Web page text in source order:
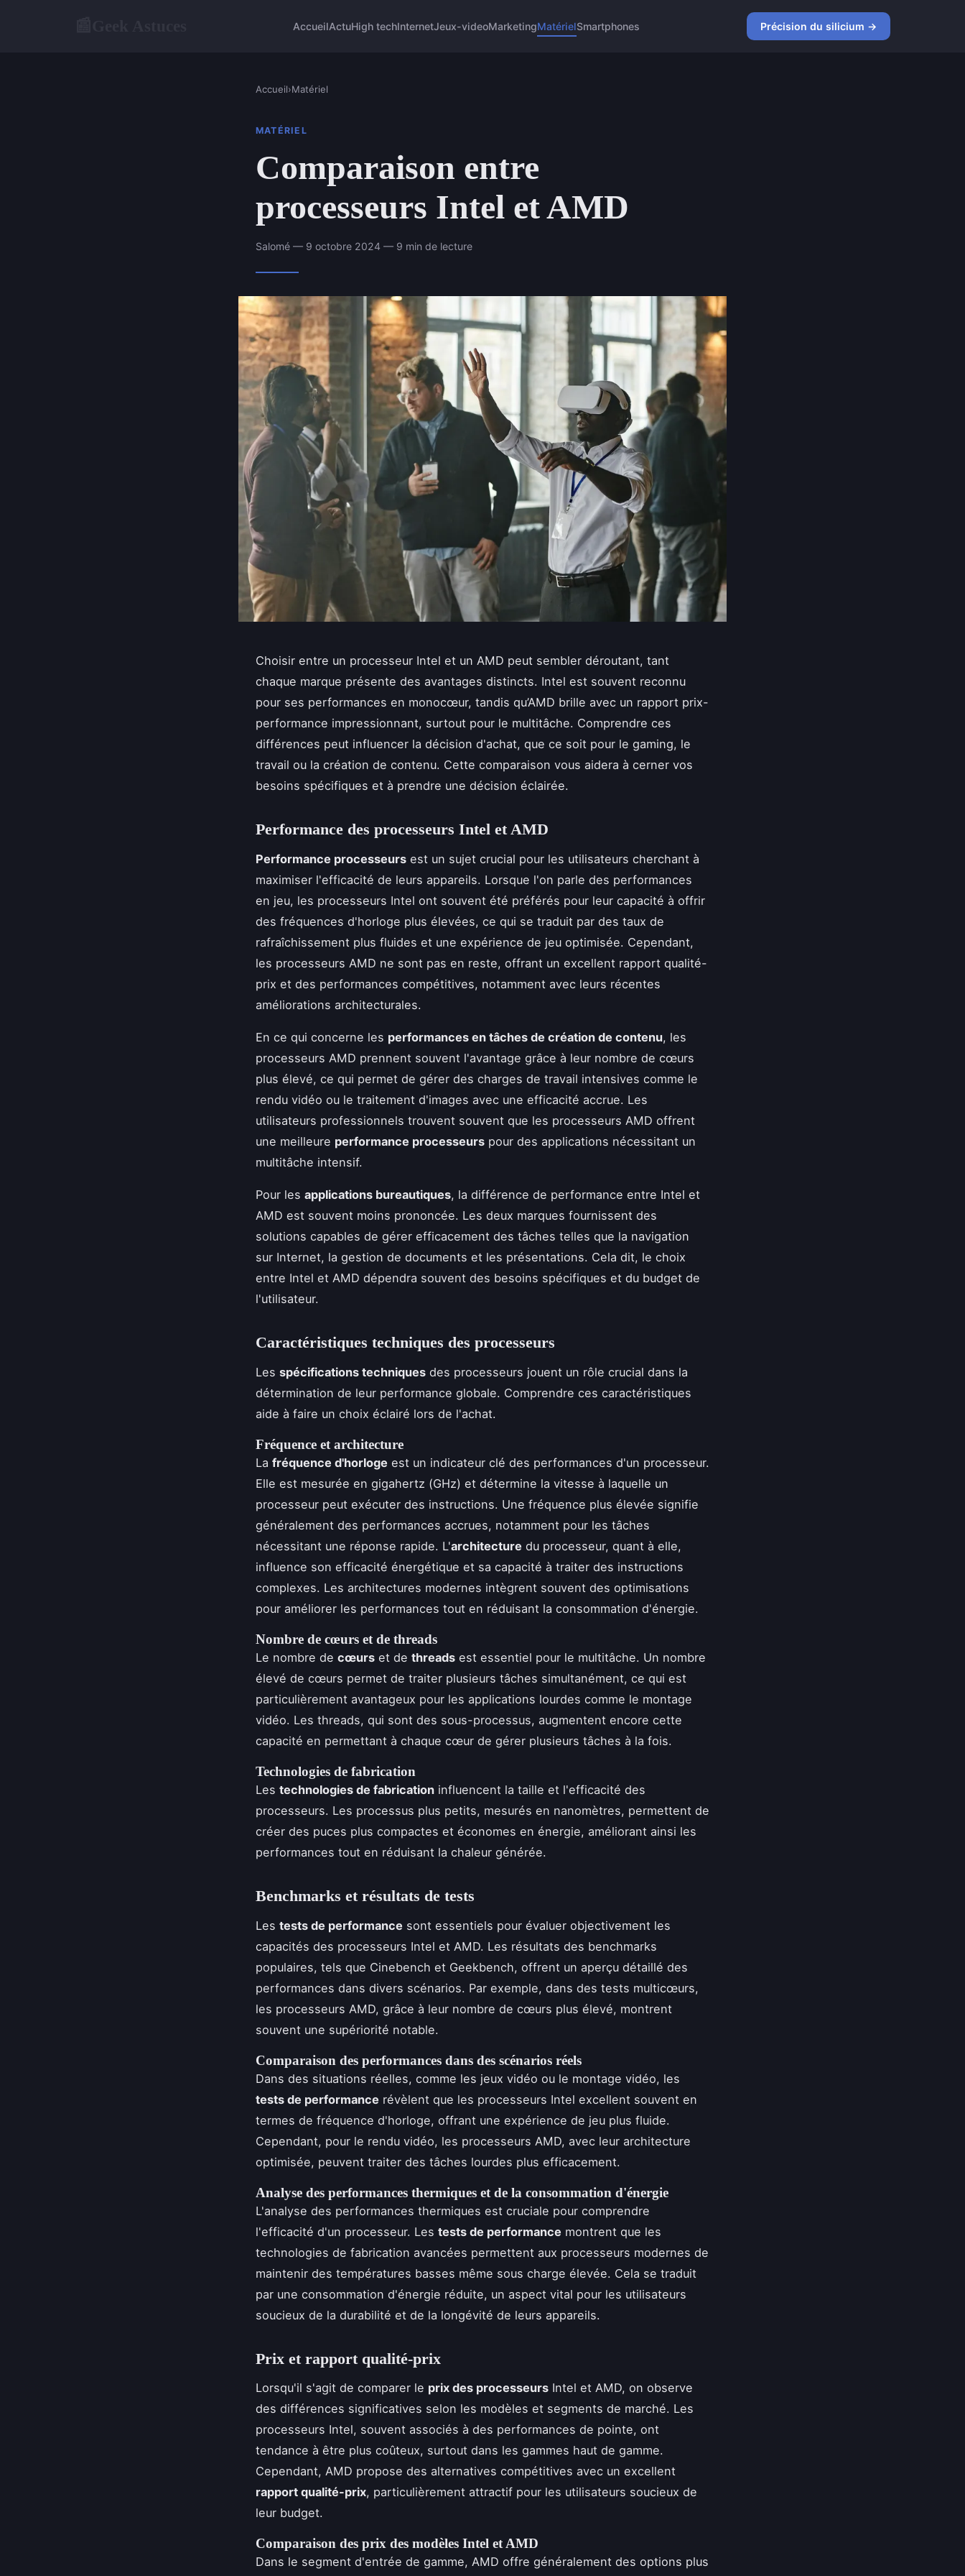
AccueilActuHigh techInternetJeux-videoMarketingMatérielSmartphones Précision du silicium →
Accueil›Matériel
MATÉRIEL
Comparaison entre
processeurs Intel et AMD
Salomé — 9 octobre 2024 — 9 min de lecture
Choisir entre un processeur Intel et un AMD peut sembler déroutant, tant
chaque marque présente des avantages distincts. Intel est souvent reconnu
pour ses performances en monocœur, tandis qu’AMD brille avec un rapport prix-
performance impressionnant, surtout pour le multitâche. Comprendre ces
différences peut influencer la décision d'achat, que ce soit pour le gaming, le
travail ou la création de contenu. Cette comparaison vous aidera à cerner vos
besoins spécifiques et à prendre une décision éclairée.
Performance des processeurs Intel et AMD
Performance processeurs est un sujet crucial pour les utilisateurs cherchant à
maximiser l'efficacité de leurs appareils. Lorsque l'on parle des performances
en jeu, les processeurs Intel ont souvent été préférés pour leur capacité à offrir
des fréquences d'horloge plus élevées, ce qui se traduit par des taux de
rafraîchissement plus fluides et une expérience de jeu optimisée. Cependant,
les processeurs AMD ne sont pas en reste, offrant un excellent rapport qualité-
prix et des performances compétitives, notamment avec leurs récentes
améliorations architecturales.
En ce qui concerne les performances en tâches de création de contenu, les
processeurs AMD prennent souvent l'avantage grâce à leur nombre de cœurs
plus élevé, ce qui permet de gérer des charges de travail intensives comme le
rendu vidéo ou le traitement d'images avec une efficacité accrue. Les
utilisateurs professionnels trouvent souvent que les processeurs AMD offrent
une meilleure performance processeurs pour des applications nécessitant un
multitâche intensif.
Pour les applications bureautiques, la différence de performance entre Intel et
AMD est souvent moins prononcée. Les deux marques fournissent des
solutions capables de gérer efficacement des tâches telles que la navigation
sur Internet, la gestion de documents et les présentations. Cela dit, le choix
entre Intel et AMD dépendra souvent des besoins spécifiques et du budget de
l'utilisateur.
Caractéristiques techniques des processeurs
Les spécifications techniques des processeurs jouent un rôle crucial dans la
détermination de leur performance globale. Comprendre ces caractéristiques
aide à faire un choix éclairé lors de l'achat.
Fréquence et architecture
La fréquence d'horloge est un indicateur clé des performances d'un processeur.
Elle est mesurée en gigahertz (GHz) et détermine la vitesse à laquelle un
processeur peut exécuter des instructions. Une fréquence plus élevée signifie
généralement des performances accrues, notamment pour les tâches
nécessitant une réponse rapide. L'architecture du processeur, quant à elle,
influence son efficacité énergétique et sa capacité à traiter des instructions
complexes. Les architectures modernes intègrent souvent des optimisations
pour améliorer les performances tout en réduisant la consommation d'énergie.
Nombre de cœurs et de threads
Le nombre de cœurs et de threads est essentiel pour le multitâche. Un nombre
élevé de cœurs permet de traiter plusieurs tâches simultanément, ce qui est
particulièrement avantageux pour les applications lourdes comme le montage
vidéo. Les threads, qui sont des sous-processus, augmentent encore cette
capacité en permettant à chaque cœur de gérer plusieurs tâches à la fois.
Technologies de fabrication
Les technologies de fabrication influencent la taille et l'efficacité des
processeurs. Les processus plus petits, mesurés en nanomètres, permettent de
créer des puces plus compactes et économes en énergie, améliorant ainsi les
performances tout en réduisant la chaleur générée.
Benchmarks et résultats de tests
Les tests de performance sont essentiels pour évaluer objectivement les
capacités des processeurs Intel et AMD. Les résultats des benchmarks
populaires, tels que Cinebench et Geekbench, offrent un aperçu détaillé des
performances dans divers scénarios. Par exemple, dans des tests multicœurs,
les processeurs AMD, grâce à leur nombre de cœurs plus élevé, montrent
souvent une supériorité notable.
Comparaison des performances dans des scénarios réels
Dans des situations réelles, comme les jeux vidéo ou le montage vidéo, les
tests de performance révèlent que les processeurs Intel excellent souvent en
termes de fréquence d'horloge, offrant une expérience de jeu plus fluide.
Cependant, pour le rendu vidéo, les processeurs AMD, avec leur architecture
optimisée, peuvent traiter des tâches lourdes plus efficacement.
Analyse des performances thermiques et de la consommation d'énergie
L'analyse des performances thermiques est cruciale pour comprendre
l'efficacité d'un processeur. Les tests de performance montrent que les
technologies de fabrication avancées permettent aux processeurs modernes de
maintenir des températures basses même sous charge élevée. Cela se traduit
par une consommation d'énergie réduite, un aspect vital pour les utilisateurs
soucieux de la durabilité et de la longévité de leurs appareils.
Prix et rapport qualité-prix
Lorsqu'il s'agit de comparer le prix des processeurs Intel et AMD, on observe
des différences significatives selon les modèles et segments de marché. Les
processeurs Intel, souvent associés à des performances de pointe, ont
tendance à être plus coûteux, surtout dans les gammes haut de gamme.
Cependant, AMD propose des alternatives compétitives avec un excellent
rapport qualité-prix, particulièrement attractif pour les utilisateurs soucieux de
leur budget.
Comparaison des prix des modèles Intel et AMD
Dans le segment d'entrée de gamme, AMD offre généralement des options plus